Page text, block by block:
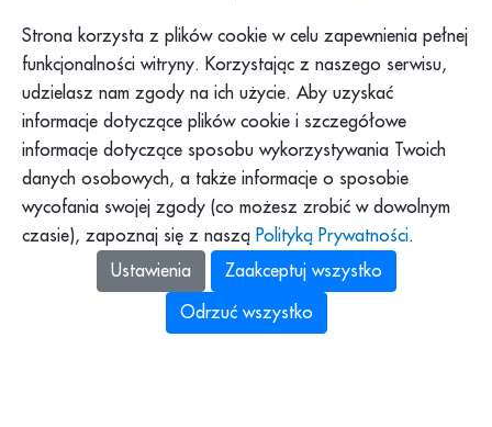
Konteksty PAH
Klub PAH
Program Pajacyk
Platforma DOM
Platforma Pomagamy
Zbiórki Siepomaga
Składanie skarg
Dokumenty
Praca w PAH
Dla mediów
Podkast PAH: „Tolerancja
to za mało”
Strona korzysta z plików cookie w celu zapewnienia pełnej
funkcjonalności witryny. Korzystając z naszego serwisu,
udzielasz nam zgody na ich użycie. Aby uzyskać
informacje dotyczące plików cookie i szczegółowe
informacje dotyczące sposobu wykorzystywania Twoich
danych osobowych, a także informacje o sposobie
wycofania swojej zgody (co możesz zrobić w dowolnym
czasie), zapoznaj się z naszą Polityką Prywatności.
Ustawienia
Zaakceptuj wszystko
Odrzuć wszystko